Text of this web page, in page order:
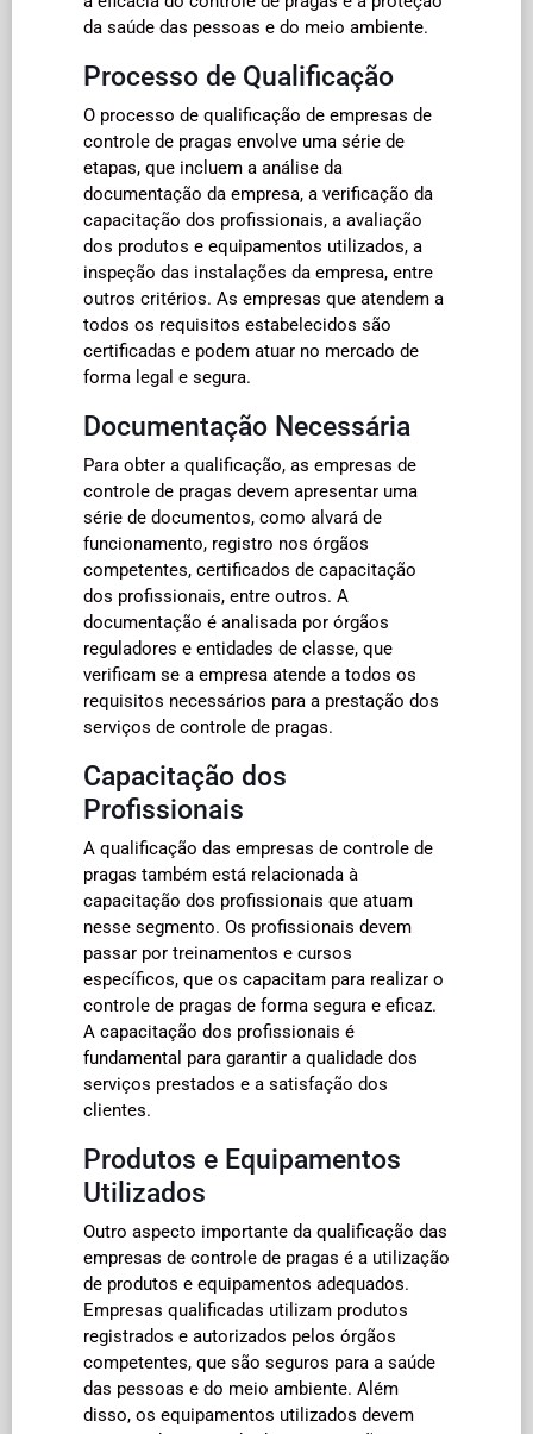
da saúde das pessoas e do meio ambiente.
Processo de Qualificação
O processo de qualificação de empresas de
controle de pragas envolve uma série de
etapas, que incluem a análise da
documentação da empresa, a verificação da
capacitação dos profissionais, a avaliação
dos produtos e equipamentos utilizados, a
inspeção das instalações da empresa, entre
outros critérios. As empresas que atendem a
todos os requisitos estabelecidos são
certificadas e podem atuar no mercado de
forma legal e segura.
Documentação Necessária
Para obter a qualificação, as empresas de
controle de pragas devem apresentar uma
série de documentos, como alvará de
funcionamento, registro nos órgãos
competentes, certificados de capacitação
dos profissionais, entre outros. A
documentação é analisada por órgãos
reguladores e entidades de classe, que
verificam se a empresa atende a todos os
requisitos necessários para a prestação dos
serviços de controle de pragas.
Capacitação dos
Profissionais
A qualificação das empresas de controle de
pragas também está relacionada à
capacitação dos profissionais que atuam
nesse segmento. Os profissionais devem
passar por treinamentos e cursos
específicos, que os capacitam para realizar o
controle de pragas de forma segura e eficaz.
A capacitação dos profissionais é
fundamental para garantir a qualidade dos
serviços prestados e a satisfação dos
clientes.
Produtos e Equipamentos
Utilizados
Outro aspecto importante da qualificação das
empresas de controle de pragas é a utilização
de produtos e equipamentos adequados.
Empresas qualificadas utilizam produtos
registrados e autorizados pelos órgãos
competentes, que são seguros para a saúde
das pessoas e do meio ambiente. Além
disso, os equipamentos utilizados devem